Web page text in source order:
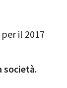
il 2017
società.